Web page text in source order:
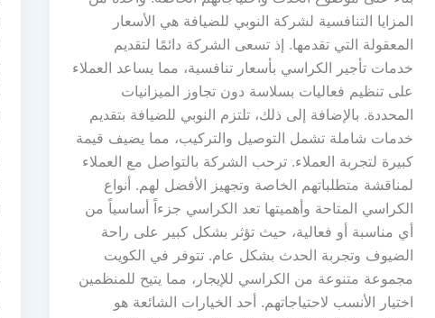
المزايا التنافسية لشركة النوبي للضيافة هي الأسعار
المعقولة التي تقدمها. إذ تسعى الشركة دائمًا لتقديم
خدمات تأجير الكراسي بأسعار تنافسية، مما يساعد العملاء
على تنظيم فعاليات بسلاسة دون تجاوز الميزانيات
المحددة. بالإضافة إلى ذلك، تلتزم النوبي للضيافة بتقديم
خدمات شاملة تشمل التوصيل والتركيب، مما يضيف قيمة
كبيرة لتجربة العملاء. ترحب الشركة بالتواصل مع العملاء
لمناقشة متطلباتهم الخاصة وتجهيز الأفضل لهم. أنواع
الكراسي المتاحة وأهميتها تعد الكراسي جزءاً أساسياً من
أي مناسبة أو فعالية، حيث تؤثر بشكل كبير على راحة
الضيوف وتجربة الحدث بشكل عام. تتوفر في الكويت
مجموعة متنوعة من الكراسي للإيجار، مما يتيح للمنظمين
اختيار الأنسب لاحتياجاتهم. أحد الخيارات الشائعة هو